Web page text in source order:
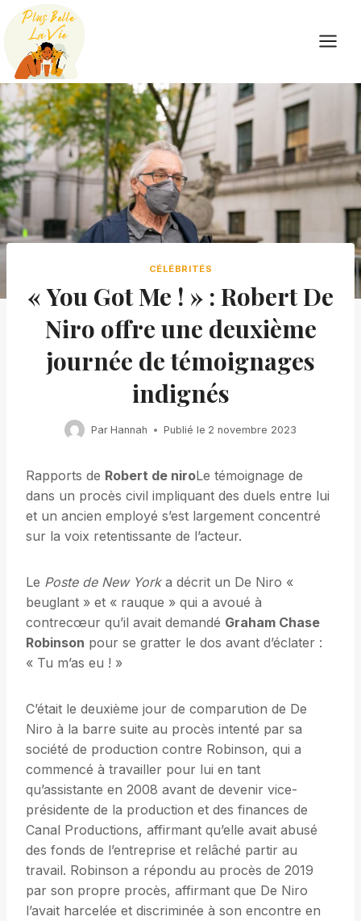
Skip
content
CÉLÉBRITÉS
« You Got Me ! » : Robert De
Niro offre une deuxième
journée de témoignages
indignés
Par Hannah Publié le 2 novembre 2023
Rapports de Robert de niroLe témoignage de
dans un procès civil impliquant des duels entre lui
et un ancien employé s’est largement concentré
sur la voix retentissante de l’acteur.
Le Poste de New Yorka décrit un De Niro «
beuglant » et « rauque » qui a avoué à
contrecœur qu’il avait demandé Graham Chase
Robinson pour se gratter le dos avant d’éclater :
« Tu m’as eu ! »
C’était le deuxième jour de comparution de De
Niro à la barre suite au procès intenté par sa
société de production contre Robinson, qui a
commencé à travailler pour lui en tant
qu’assistante en 2008 avant de devenir vice-
présidente de la production et des finances de
Canal Productions, affirmant qu’elle avait abusé
des fonds de l’entreprise et relâché partir au
travail. Robinson a répondu au procès de 2019
par son propre procès, affirmant que De Niro
l’avait harcelée et discriminée à son encontre en